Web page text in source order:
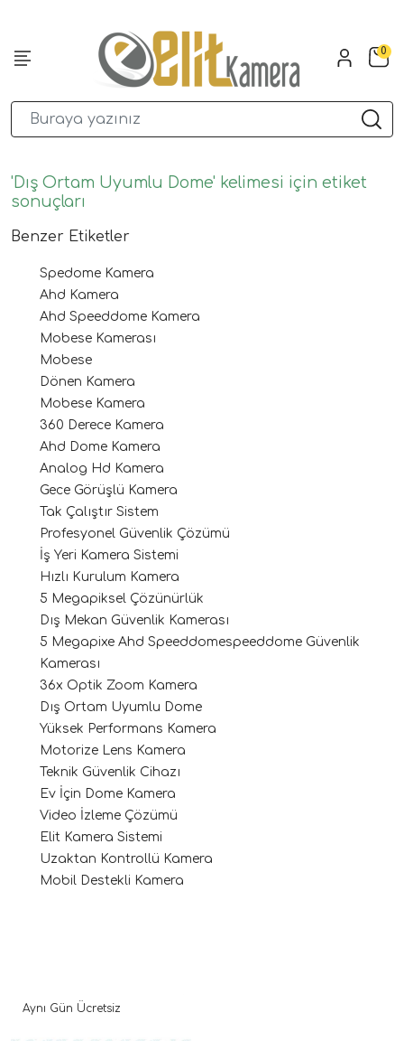
0
'Dış Ortam Uyumlu Dome' kelimesi için etiket
sonuçları
Benzer Etiketler
Spedome Kamera
Ahd Kamera
Ahd Speeddome Kamera
Mobese Kamerası
Mobese
Dönen Kamera
Mobese Kamera
360 Derece Kamera
Ahd Dome Kamera
Analog Hd Kamera
Gece Görüşlü Kamera
Tak Çalıştır Sistem
Profesyonel Güvenlik Çözümü
İş Yeri Kamera Sistemi
Hızlı Kurulum Kamera
5 Megapiksel Çözünürlük
Dış Mekan Güvenlik Kamerası
5 Megapixe Ahd Speeddomespeeddome Güvenlik
Kamerası
36x Optik Zoom Kamera
Dış Ortam Uyumlu Dome
Yüksek Performans Kamera
Motorize Lens Kamera
Teknik Güvenlik Cihazı
Ev İçin Dome Kamera
Video İzleme Çözümü
Elit Kamera Sistemi
Uzaktan Kontrollü Kamera
Mobil Destekli Kamera
Aynı Gün Ücretsiz